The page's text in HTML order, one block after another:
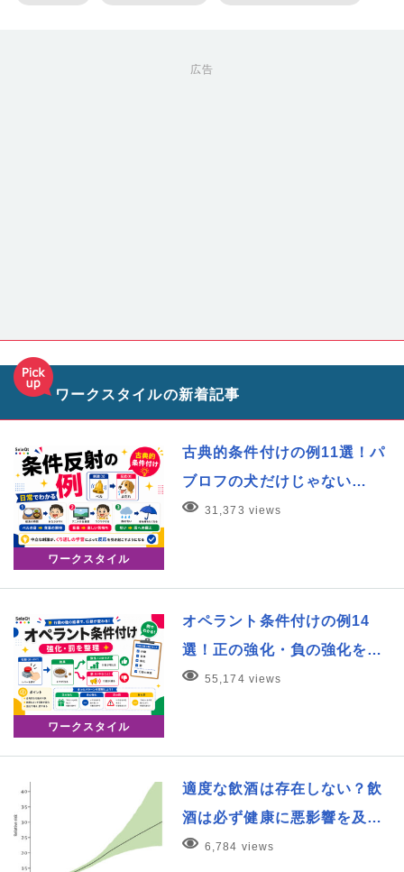
広告
ワークスタイルの新着記事
ワークスタイル
古典的条件付けの例11選！パ
ブロフの犬だけじゃない…
31,373 views
ワークスタイル
オペラント条件付けの例14
選！正の強化・負の強化を…
55,174 views
適度な飲酒は存在しない？飲
酒は必ず健康に悪影響を及…
6,784 views